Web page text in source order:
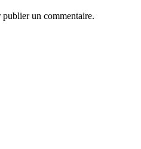
un commentaire.